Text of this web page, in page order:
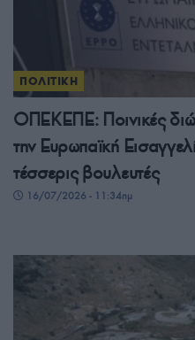
ΠΟΛΙΤΙΚΗ
ΟΠΕΚΕΠΕ: Ποινικές
την Ευρωπαϊκή
τέσσερις βουλευτές
16/07/2026 - 11:34πμ